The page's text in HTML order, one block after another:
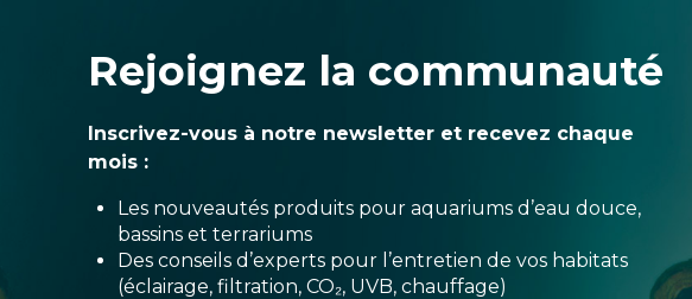
Rejoignez la communauté
Inscrivez-vous à notre newsletter et recevez chaque
mois :
Les nouveautés produits pour aquariums d’eau douce,
bassins et terrariums
Des conseils d’experts pour l’entretien de vos habitats
(éclairage, filtration, CO₂, UVB, chauffage)